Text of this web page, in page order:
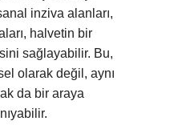
inziva alanları,
halvetin bir
sağlayabilir. Bu,
olarak değil, aynı
da bir araya